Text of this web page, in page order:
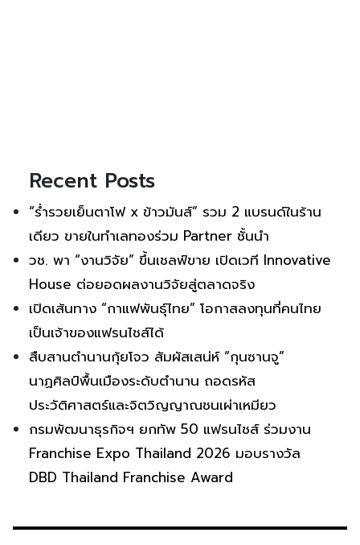
Recent Posts
“ร่ำรวยเย็นตาโฟ x ข้าวมันส์” รวม 2 แบรนด์ในร้าน
เดียว ขายในทำเลทองร่วม Partner ชั้นนำ
วช. พา “งานวิจัย” ขึ้นเชลฟ์ขาย เปิดเวที Innovative
House ต่อยอดผลงานวิจัยสู่ตลาดจริง
เปิดเส้นทาง “กาแฟพันธุ์ไทย” โอกาสลงทุนที่คนไทย
เป็นเจ้าของแฟรนไชส์ได้
สืบสานตำนานกุ้ยโจว สัมผัสเสน่ห์ “กุนซานจู”
นาฏศิลป์พื้นเมืองระดับตำนาน ถอดรหัส
ประวัติศาสตร์และจิตวิญญาณชนเผ่าเหมียว
กรมพัฒนาธุรกิจฯ ยกทัพ 50 แฟรนไชส์ ร่วมงาน
Franchise Expo Thailand 2026 มอบรางวัล
DBD Thailand Franchise Award